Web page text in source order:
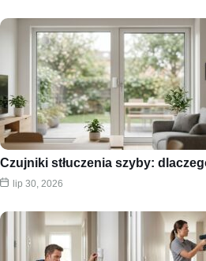
Czujniki stłuczenia szyby:
lip 30, 2026